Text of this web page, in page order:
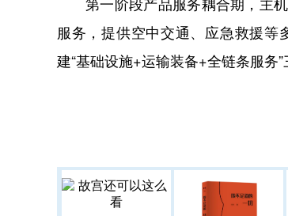
第一阶段产品服务耦合期，主
服务，提供空中交通、应急救援等
建“基础设施+运输装备+全链条服务